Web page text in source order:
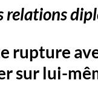
relations
rupture
sur lui-